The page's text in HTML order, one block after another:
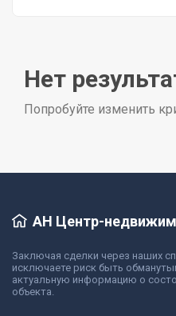
Нет
Попробуйте изменить
АН Центр-
Заключая сделки через наших
исключаете риск быть
актуальную информацию о
объекта.